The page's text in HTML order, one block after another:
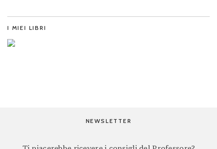
I MIEI LIBRI
NEWSLETTER